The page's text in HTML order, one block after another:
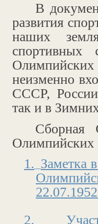
В
развития
наших
неизменно
СССР,
так и в
Сборная
Олимпийских
1. Заметка
2.